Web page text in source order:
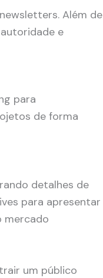
Além de
e
para
de forma
detalhes de
para apresentar
mercado
um público